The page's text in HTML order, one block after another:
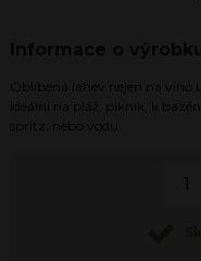
Oblíbená lahev nejen na víno
Ideální na pláž, piknik, k
spritz, nebo vodu.